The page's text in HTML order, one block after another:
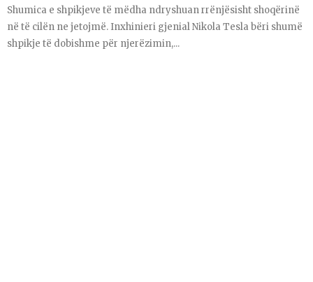
Shumica e shpikjeve të mëdha ndryshuan rrënjësisht shoqërinë
në të cilën ne jetojmë. Inxhinieri gjenial Nikola Tesla bëri shumë
shpikje të dobishme për njerëzimin,...